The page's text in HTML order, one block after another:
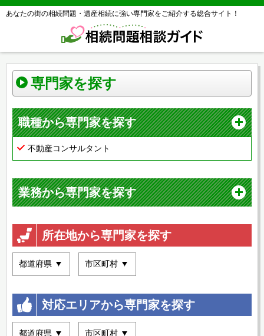
あなたの街の相続問題・遺産相続に強い専門家をご紹介する総合サイト！
専門家を探す
職種から専門家を探す
不動産コンサルタント
業務から専門家を探す
所在地から専門家を探す
対応エリアから専門家を探す